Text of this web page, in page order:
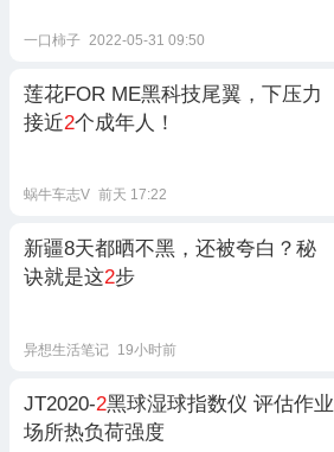
一口柿子 2022-05-31 09:50
莲花FOR ME黑科技尾翼，下压力
接近2个成年人！
蜗牛车志V 前天 17:22
新疆8天都晒不黑，还被夸白？秘
诀就是这2步
异想生活笔记 19小时前
JT2020-2黑球湿球指数仪 评估作业
场所热负荷强度